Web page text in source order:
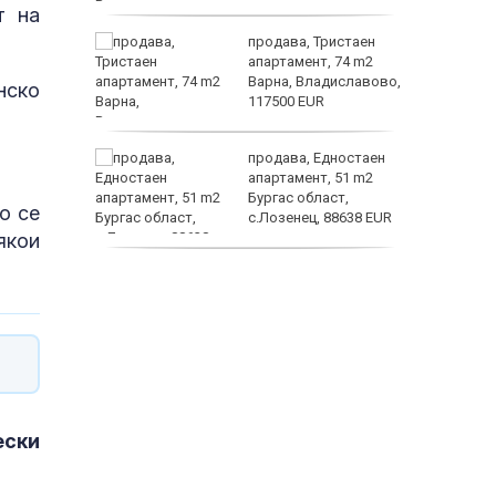
на
се
продава, Тристаен
апартамент, 74 m2
Варна, Владиславово,
117500 EUR
продава, Едностаен
апартамент, 51 m2
Бургас област,
с.Лозенец, 88638 EUR